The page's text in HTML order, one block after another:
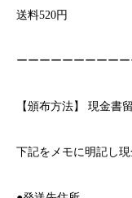
送料520円
ーーーーーーーーー
【頒布方法】 現金書留
下記をメモに明記し